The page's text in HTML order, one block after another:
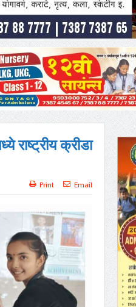
राष्ट्रीय क्रीडा
Print Email